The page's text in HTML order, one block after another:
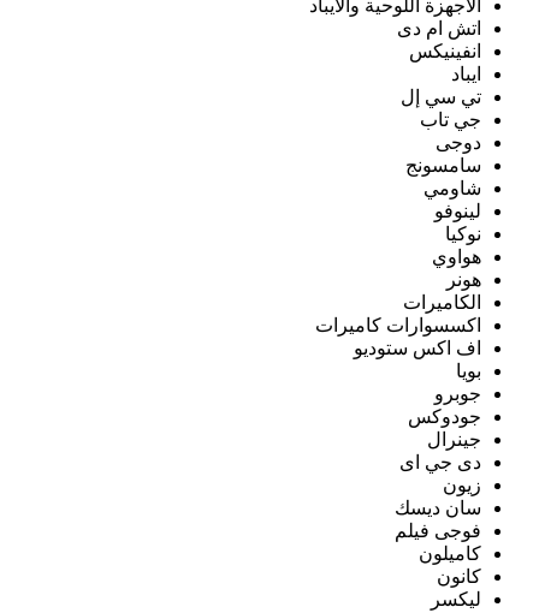
الأجهزة اللوحية والآيباد
اتش ام دى
انفينيكس
ايباد
تي سي إل
جي تاب
دوجى
سامسونج
شاومي
لينوفو
نوكيا
هواوي
هونر
الكاميرات
اكسسوارات كاميرات
اف اكس ستوديو
بويا
جوبرو
جودوكس
جينرال
دى جي اى
زيون
سان ديسك
فوجى فيلم
كاميلون
كانون
ليكسر